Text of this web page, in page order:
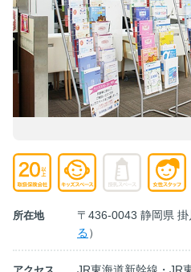
所在地 〒436-0043 静岡県
る）